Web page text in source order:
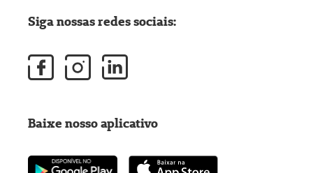
Siga nossas redes sociais:
Baixe nosso aplicativo